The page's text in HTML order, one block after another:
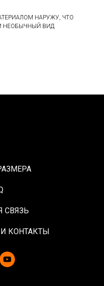
НАРУЖУ, ЧТО
НЕОБЫЧНЫЙ ВИД
СВЯЗЬ
КОНТАКТЫ